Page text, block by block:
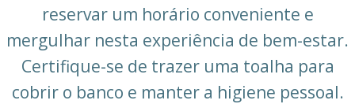
reservar um horário conveniente e
mergulhar nesta experiência de bem-estar.
Certifique-se de trazer uma toalha para
cobrir o banco e manter a higiene pessoal.